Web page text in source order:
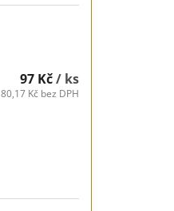
97 Kč/ ks
80,17 Kč bez DPH